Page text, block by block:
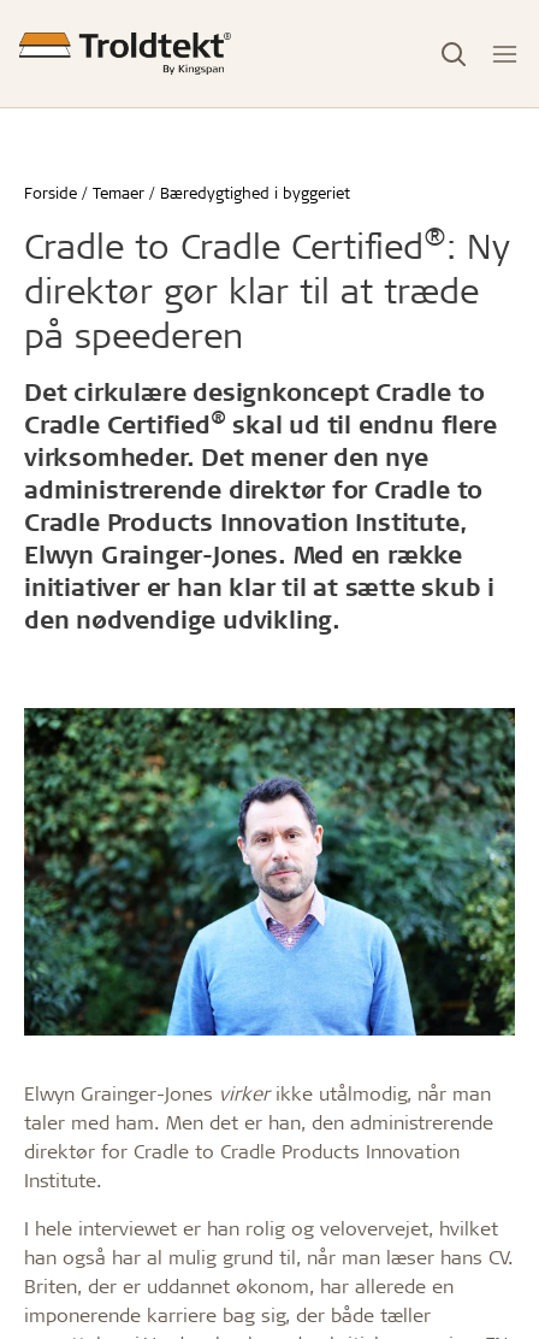
Forside Temaer Bæredygtighed i byggeriet
Cradle to Cradle Certified®: Ny
direktør gør klar til at træde
på speederen
Det cirkulære designkoncept Cradle to
Cradle Certified® skal ud til endnu flere
virksomheder. Det mener den nye
administrerende direktør for Cradle to
Cradle Products Innovation Institute,
Elwyn Grainger-Jones. Med en række
initiativer er han klar til at sætte skub i
den nødvendige udvikling.
Elwyn Grainger-Jones virkerikke utålmodig, når man
taler med ham. Men det er han, den administrerende
direktør for Cradle to Cradle Products Innovation
Institute.
I hele interviewet er han rolig og velovervejet, hvilket
han også har al mulig grund til, når man læser hans CV.
Briten, der er uddannet økonom, har allerede en
imponerende karriere bag sig, der både tæller